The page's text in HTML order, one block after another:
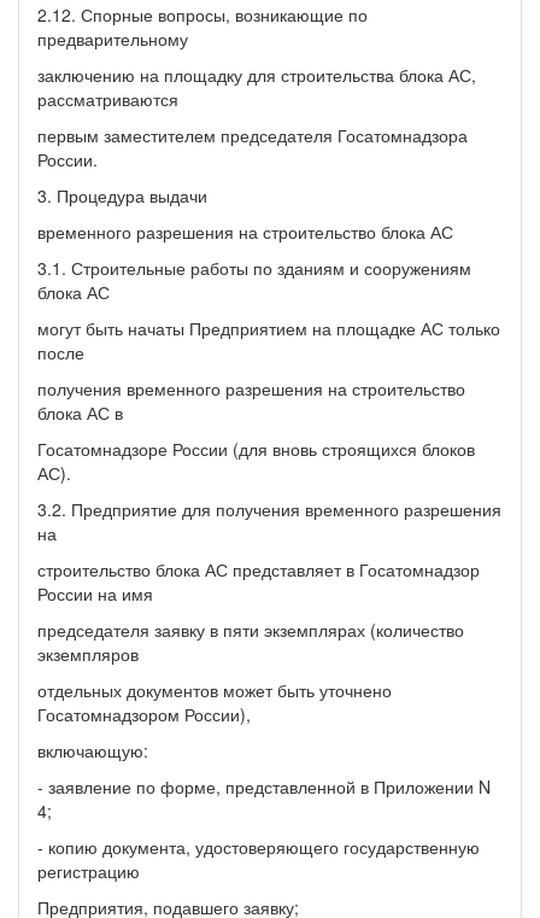
2.12. Спорные вопросы, возникающие по
предварительному
заключению на площадку для строительства блока АС,
рассматриваются
первым заместителем председателя Госатомнадзора
России.
3. Процедура выдачи
временного разрешения на строительство блока АС
3.1. Строительные работы по зданиям и сооружениям
блока АС
могут быть начаты Предприятием на площадке АС только
после
получения временного разрешения на строительство
блока АС в
Госатомнадзоре России (для вновь строящихся блоков
АС).
3.2. Предприятие для получения временного разрешения
на
строительство блока АС представляет в Госатомнадзор
России на имя
председателя заявку в пяти экземплярах (количество
экземпляров
отдельных документов может быть уточнено
Госатомнадзором России),
включающую:
- заявление по форме, представленной в Приложении N
4;
- копию документа, удостоверяющего государственную
регистрацию
Предприятия, подавшего заявку;